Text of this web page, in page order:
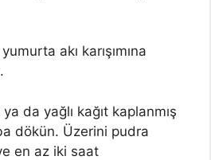
akı karışımına
ya da yağlı kağıt kaplanmış
dökün. Üzerini pudra
en az iki saat